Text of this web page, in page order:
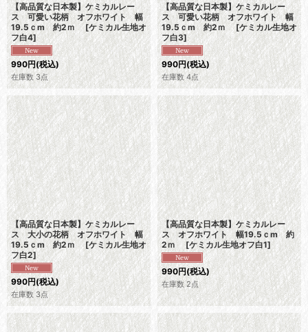
【高品質な日本製】ケミカルレー
ス 可愛い花柄 オフホワイト 幅
19.5ｃm 約2ｍ [ケミカル生地オ
フ白4]
990円(税込)
在庫数 3点
【高品質な日本製】ケミカルレー
ス 可愛い花柄 オフホワイト 幅
19.5ｃm 約2ｍ [ケミカル生地オ
フ白3]
990円(税込)
在庫数 4点
【高品質な日本製】ケミカルレー
ス 大小の花柄 オフホワイト 幅
19.5ｃm 約2ｍ [ケミカル生地オ
フ白2]
990円(税込)
在庫数 3点
【高品質な日本製】ケミカルレー
ス オフホワイト 幅19.5ｃm 約
2ｍ
[ケミカル生地オフ白1]
990円(税込)
在庫数 2点